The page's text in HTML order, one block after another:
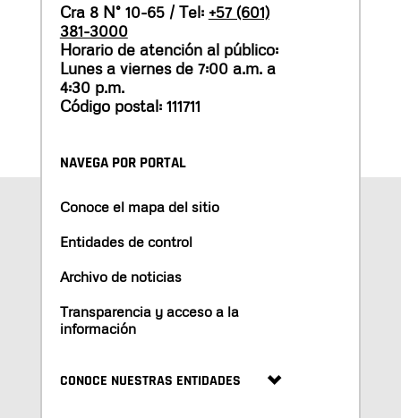
Cra 8 N° 10-65 / Tel: +57 (601)
381-3000
Horario de atención al público:
Lunes a viernes de 7:00 a.m. a
4:30 p.m.
Código postal: 111711
NAVEGA POR PORTAL
Conoce el mapa del sitio
Entidades de control
Archivo de noticias
Transparencia y acceso a la
información
CONOCE NUESTRAS ENTIDADES